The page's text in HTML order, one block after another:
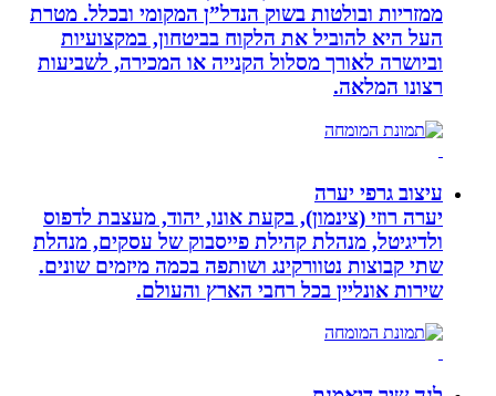
ממזריות ובולטות בשוק הנדל”ן המקומי ובכלל. מטרת
העל היא להוביל את הלקוח בביטחון, במקצועיות
וביושרה לאורך מסלול הקנייה או המכירה, לשביעות
רצונו המלאה.
עיצוב גרפי יערה
יערה רוזי (צינמון), בקעת אונו, יהוד, מעצבת לדפוס
ולדיגיטל, מנהלת קהילת פייסבוק של עסקים, מנהלת
שתי קבוצות נטוורקינג ושותפה בכמה מיזמים שונים.
שירות אונליין בכל רחבי הארץ והעולם.